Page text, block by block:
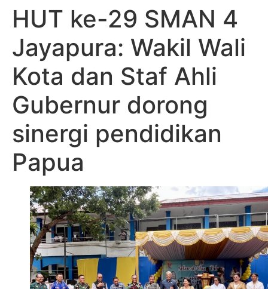
HUT ke-29 SMAN 4
Jayapura: Wakil Wali
Kota dan Staf Ahli
Gubernur dorong
sinergi pendidikan
Papua